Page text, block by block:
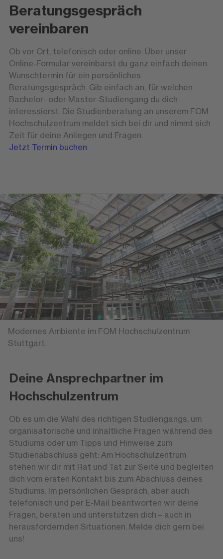
Beratungsgespräch
vereinbaren
Ob vor Ort, telefonisch oder online: Über unser
Online-Formular vereinbarst du ganz einfach deinen
Wunschtermin für ein persönliches
Beratungsgespräch. Gib einfach an, für welchen
Bachelor- oder Master-Studiengang du dich
interessierst. Die Studienberatung an unserem FOM
Hochschulzentrum meldet sich bei dir und nimmt sich
Zeit für deine Anliegen und Fragen.
Jetzt Termin buchen
Modernes Ambiente im FOM Hochschulzentrum
Stuttgart.
Deine Ansprechpartner im
Hochschulzentrum
Ob es um die Wahl des richtigen Studiengangs, um
organisatorische und inhaltliche Fragen während des
Studiums oder um Tipps und Hinweise zum
Studienabschluss geht: Am Hochschulzentrum
stehen wir dir mit Rat und Tat zur Seite und begleiten
dich vom ersten Kontakt bis zum Abschluss deines
Studiums. Im persönlichen Gespräch, aber auch
telefonisch und per E-Mail beantworten wir deine
Fragen, beraten und unterstützen dich – auch in
herausfordernden Situationen. Melde dich gern bei
uns!